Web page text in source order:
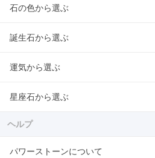
石の色から選ぶ
誕生石から選ぶ
運気から選ぶ
星座石から選ぶ
ヘルプ
パワーストーンについて